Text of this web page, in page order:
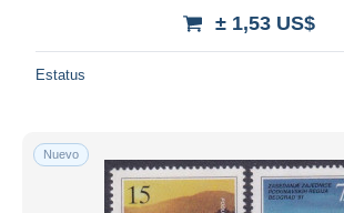
± 1,53 US$
Estatus
Nuevo